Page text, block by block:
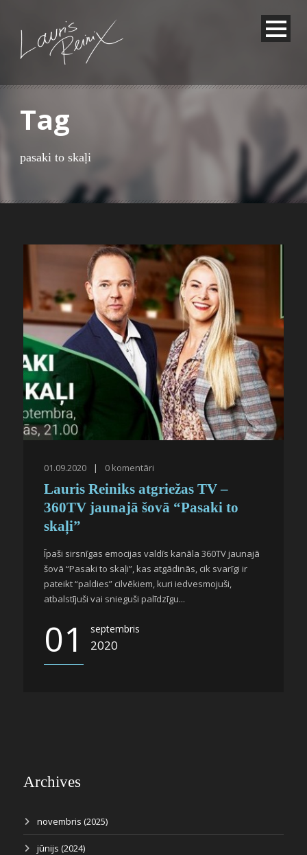
Tag
pasaki to skaļi
01.09.2020 | 0 komentāri
Lauris Reiniks atgriežas TV –
360TV jaunajā šovā “Pasaki to
skaļi”
Īpaši sirsnīgas emocijas valdīs kanāla 360TV jaunajā
šovā “Pasaki to skaļi”, kas atgādinās, cik svarīgi ir
pateikt “paldies” cilvēkiem, kuri iedvesmojuši,
atbalstījuši vai snieguši palīdzīgu...
01 septembris
2020
Archives
novembris (2025)
jūnijs (2024)